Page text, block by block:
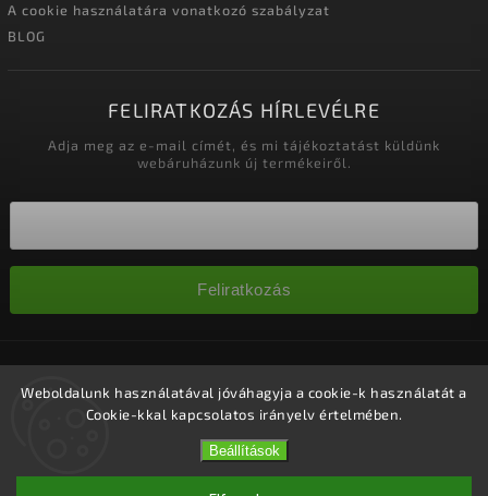
Weboldalunk használatával jóváhagyja a cookie-k használatát a
Cookie-kkal kapcsolatos irányelv értelmében.
Beállítások
A cookie használatára vonatkozó szabályzat
BLOG
FELIRATKOZÁS HÍRLEVÉLRE
Adja meg az e-mail címét, és mi tájékoztatást küldünk
webáruházunk új termékeiről.
Feliratkozás
fenntartva.
Süti beállítások szerkesztése
Shoptet| DesignShoptak.cz.